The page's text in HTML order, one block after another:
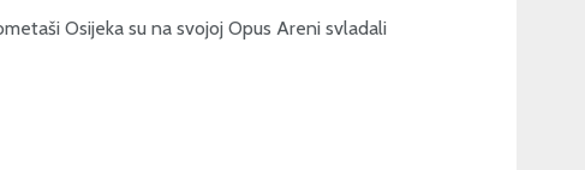
Osijeka su na svojoj Opus Areni svladali